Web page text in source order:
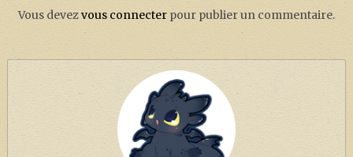
Vous devezvous connecter pour publier un commentaire.